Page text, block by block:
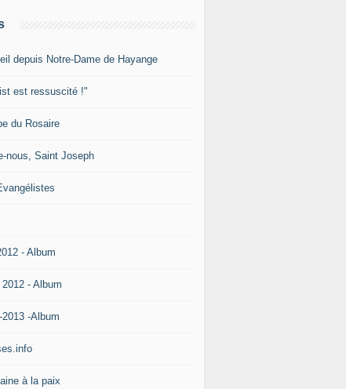
depuis Notre-Dame de Hayange
est ressuscité !"
du Rosaire
nous, Saint Joseph
- Album
- Album
2013 -Album
à la paix